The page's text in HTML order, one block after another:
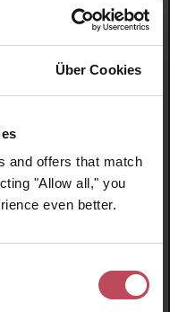
Über Cookies
and offers that match
"Allow all," you
even better.